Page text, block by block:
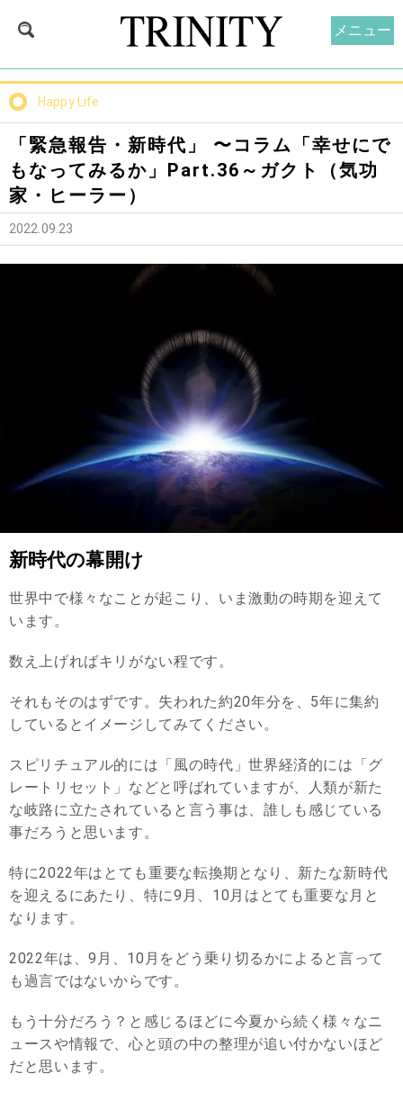
Happy Life
「緊急報告・新時代」 〜コラム「幸せにで
もなってみるか」Part.36～ガクト（気功
家・ヒーラー）
2022.09.23
新時代の幕開け
世界中で様々なことが起こり、いま激動の時期を迎えて
います。
数え上げればキリがない程です。
それもそのはずです。失われた約20年分を、5年に集約
しているとイメージしてみてください。
スピリチュアル的には「風の時代」世界経済的には「グ
レートリセット」などと呼ばれていますが、人類が新た
な岐路に立たされていると言う事は、誰しも感じている
事だろうと思います。
特に2022年はとても重要な転換期となり、新たな新時代
を迎えるにあたり、特に9月、10月はとても重要な月と
なります。
2022年は、9月、10月をどう乗り切るかによると言って
も過言ではないからです。
もう十分だろう？と感じるほどに今夏から続く様々なニ
ュースや情報で、心と頭の中の整理が追い付かないほど
だと思います。
メニュー